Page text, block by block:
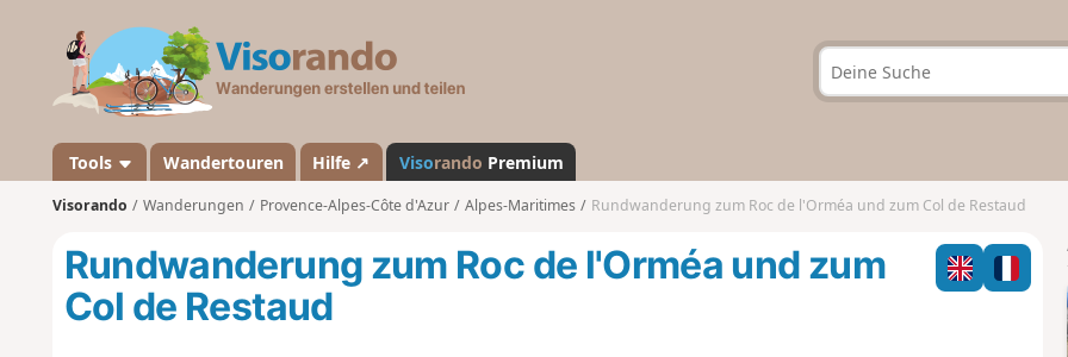
a
n
d
Tools Wandertouren Hilfe ↗ Visorando Premium
Visorando Wanderungen Provence-Alpes-Côte d'Azur Alpes-Maritimes Rundwanderung zum Roc de l'Orméa und zum Col de Restaud
Rundwanderung zum Roc de l'Orméa und zum
Col de Restaud